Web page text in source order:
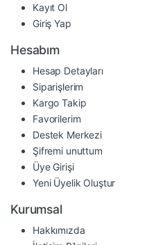
Kayıt Ol
Giriş Yap
Hesabım
Hesap Detayları
Siparişlerim
Kargo Takip
Favorilerim
Destek Merkezi
Şifremi unuttum
Üye Girişi
Yeni Üyelik Oluştur
Kurumsal
Hakkımızda